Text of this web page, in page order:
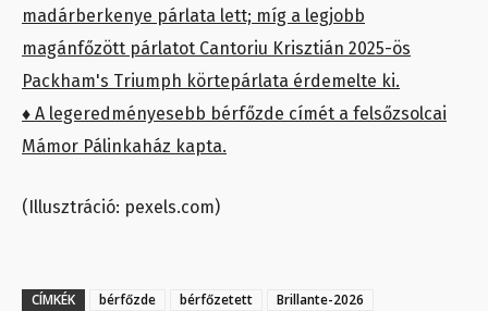
madárberkenye párlata lett; míg a legjobb
magánfőzött párlatot Cantoriu Krisztián 2025-ös
Packham's Triumph körtepárlata érdemelte ki.
♦ A legeredményesebb bérfőzde címét a felsőzsolcai
Mámor Pálinkaház kapta.
(Illusztráció: pexels.com)
CÍMKÉK bérfőzde bérfőzetett
Brillante-2026